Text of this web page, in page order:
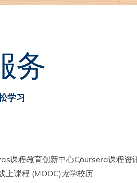
务
学习
课程教育创新中心Coursera课程资
上课程 (MOOC)大学校历